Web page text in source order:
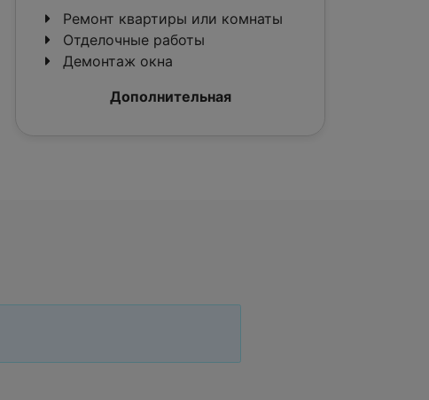
Ремонт квартиры или комнаты
Отделочные работы
Демонтаж окна
Дополнительная